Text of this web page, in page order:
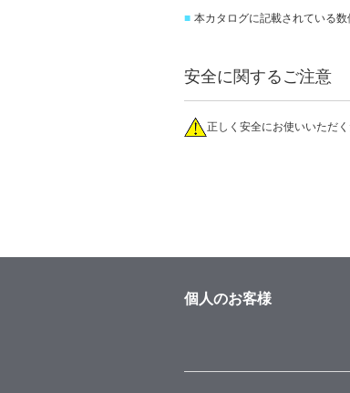
■ 本カタログに記載されている
安全に関するご注意
正しく安全にお使いいただ
個人のお客様